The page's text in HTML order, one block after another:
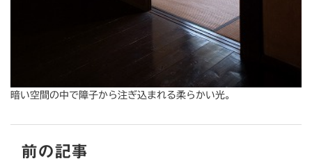
暗い空間の中で障子から注ぎ込まれる柔らかい光。
前の記事